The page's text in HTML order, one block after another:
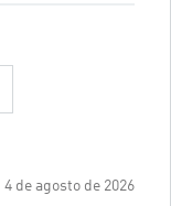
4 de agosto de 2026